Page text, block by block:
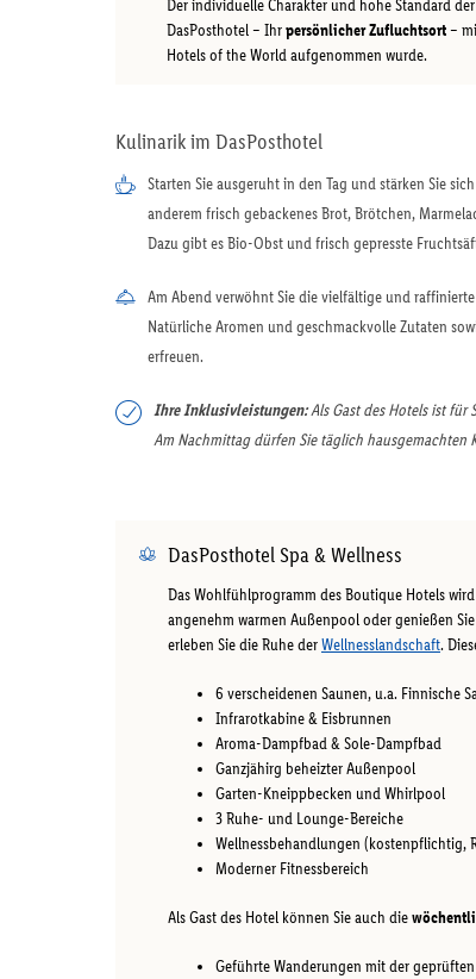
Der individuelle Charakter und hohe Standard
DasPosthotel – Ihrpersönlicher Zufluchtsort–
Hotels of the World aufgenommen wurde.
Kulinarik im DasPosthotel
Starten Sie ausgeruht in den Tag und stärken Sie
anderem frisch gebackenes Brot, Brötchen,
Dazu gibt es Bio-Obst und frisch gepresste
Am Abend verwöhnt Sie die vielfältige und
Natürliche Aromen und geschmackvolle Zutaten
erfreuen.
Ihre Inklusivleistungen:Als Gast des Hotels ist für
Am Nachmittag dürfen Sie täglich hausgemachten
DasPosthotel Spa & Wellness
Das Wohlfühlprogramm des Boutique Hotels
angenehm warmen Außenpool oder genießen
erleben Sie die Ruhe derWellnesslandschaft.
6 verscheidenen Saunen, u.a. Finnische
Infrarotkabine & Eisbrunnen
Aroma-Dampfbad & Sole-Dampfbad
Ganzjähirg beheizter Außenpool
Garten-Kneippbecken und Whirlpool
3 Ruhe- und Lounge-Bereiche
Wellnessbehandlungen (kostenpflichtig,
Moderner Fitnessbereich
Als Gast des Hotel können Sie auch die
Geführte Wanderungen mit der